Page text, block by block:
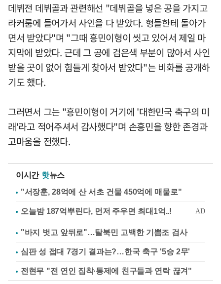
데뷔전 데뷔골과 관련해선 "데뷔골을 넣은 공을 가지고
라커룸에 들어가서 사인을 다 받았다. 형들한테 돌아가
면서 받았다"며 "그때 흥민이형이 씻고 있어서 제일 마
지막에 받았다. 근데 그 공에 검은색 부분이 많아서 사인
받을 곳이 없어 힘들게 찾아서 받았다"는 비화를 공개하
기도 했다.
그러면서 그는 "흥민이형이 거기에 '대한민국 축구의 미
래'라고 적어주셔서 감사했다"며 손흥민을 향한 존경과
고마움을 전했다.
이시간 핫뉴스
"서장훈, 28억에 산 서초 건물 450억에 매물로"
"바지 벗고 앞뒤로"…탈북민 고백한 기쁨조 검사
심판 성 접대 7경기 결과는?…한국 축구 '5승 2무'
전현무 "전 연인 집착·통제에 친구들과 연락 끊겨"